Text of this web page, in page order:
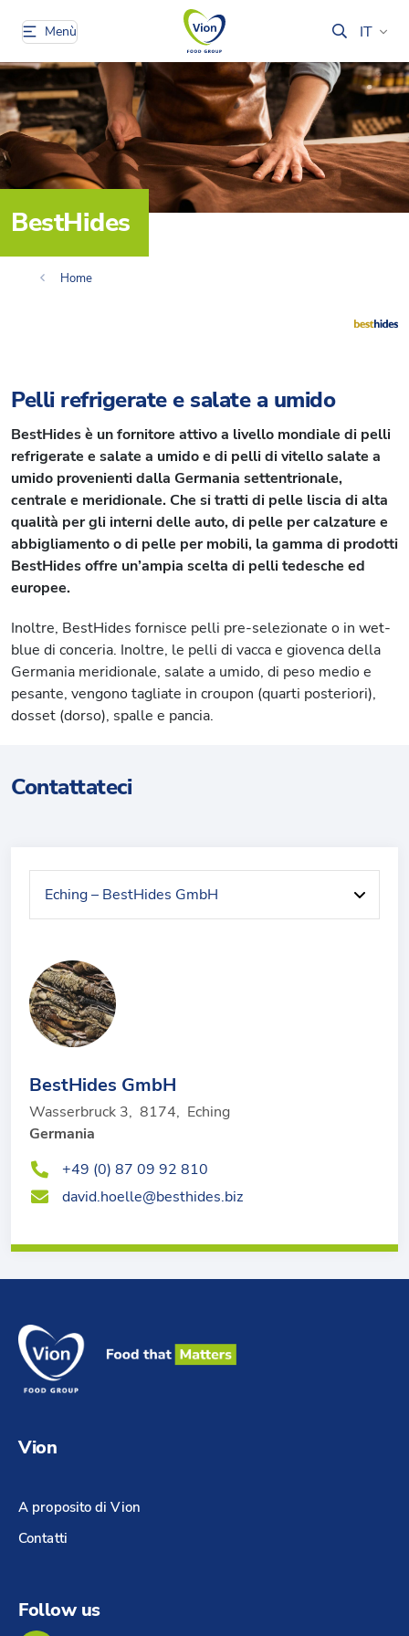
Menù IT
BestHides
Home
Pelli refrigerate e salate a umido
BestHides è un fornitore attivo a livello mondiale di pelli
refrigerate e salate a umido e di pelli di vitello salate a
umido provenienti dalla Germania settentrionale,
centrale e meridionale. Che si tratti di pelle liscia di alta
qualità per gli interni delle auto, di pelle per calzature e
abbigliamento o di pelle per mobili, la gamma di prodotti
BestHides offre un’ampia scelta di pelli tedesche ed
europee.
Inoltre, BestHides fornisce pelli pre-selezionate o in wet-
blue di conceria. Inoltre, le pelli di vacca e giovenca della
Germania meridionale, salate a umido, di peso medio e
pesante, vengono tagliate in croupon (quarti posteriori),
dosset (dorso), spalle e pancia.
Contattateci
BestHides GmbH
Wasserbruck 3, 8174, Eching
Germania
+49 (0) 87 09 92 810
david.hoelle@besthides.biz
Vion
A proposito di Vion
Contatti
Follow us